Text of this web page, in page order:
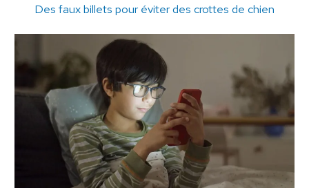
Des faux billets pour éviter des crottes de chien